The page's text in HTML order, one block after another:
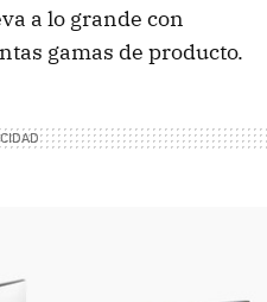
a lo grande con
gamas de producto.